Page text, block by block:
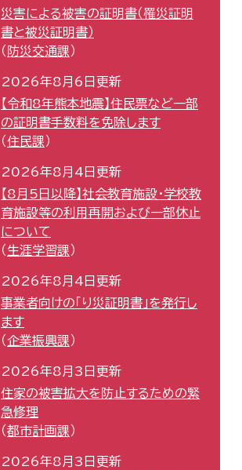
災害による被害の証明書（罹災証明
書と被災証明書）
防災交通課
2026年8月6日更新
【令和8年熊本地震】住民票など一部
の証明書手数料を免除します
住民課
2026年8月4日更新
【8月5日以降】社会教育施設・学校教
育施設等の利用再開および一部休止
について
生涯学習課
2026年8月4日更新
事業者向けの「り災証明書」を発行し
ます
企業振興課
2026年8月3日更新
住家の被害拡大を防止するための緊
急修理
都市計画課
2026年8月3日更新